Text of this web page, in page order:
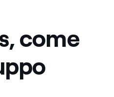
come